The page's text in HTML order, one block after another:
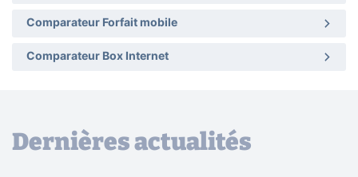
Comparateur Forfait mobile
Comparateur Box Internet
Dernières actualités